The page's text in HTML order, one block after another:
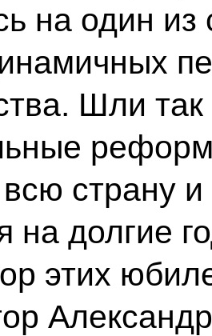
на один
Шли
всю страну
на долгие
этих